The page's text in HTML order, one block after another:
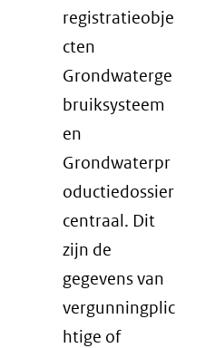
registratieobje
cten
Grondwaterge
bruiksysteem
en
Grondwaterpr
oductiedossier
centraal. Dit
zijn de
gegevens van
vergunningplic
htige of